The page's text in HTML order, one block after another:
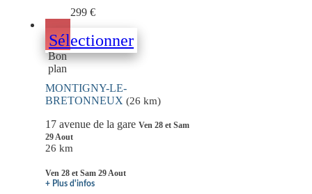
299 €
Sélectionner
Bon
plan
MONTIGNY-LE-
BRETONNEUX (26 km)
17 avenue de la gare Ven 28 et Sam
29 Aout
26 km
Ven 28 et Sam 29 Aout
+ Plus d'infos